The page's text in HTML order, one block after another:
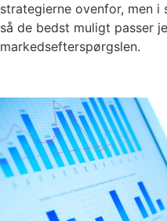
strategierne ovenfor, men
så de bedst muligt passer
markedsefterspørgslen.